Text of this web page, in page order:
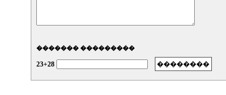
������� ���������
23+28